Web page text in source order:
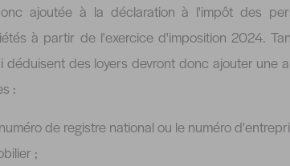
ajoutée à la déclaration à l'impôt des
à partir de l'exercice d'imposition 2024.
des loyers devront donc ajouter une
:
de registre national ou le numéro
;